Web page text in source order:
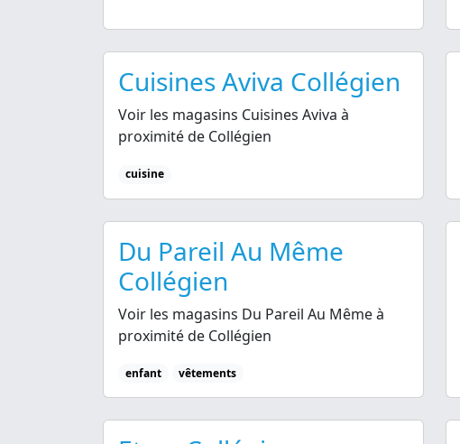
Cuisines Aviva Collégien
Voir les magasins Cuisines Aviva à
proximité de Collégien
cuisine
Du Pareil Au Même
Collégien
Voir les magasins Du Pareil Au Même à
proximité de Collégien
enfant vêtements